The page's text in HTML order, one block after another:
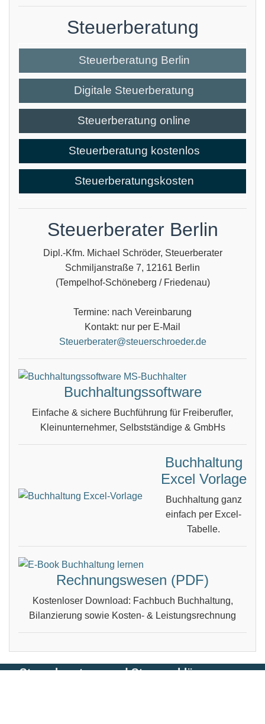
Steuerberatung
Steuerberatung Berlin
Digitale Steuerberatung
Steuerberatung online
Steuerberatung kostenlos
Steuerberatungskosten
Steuerberater Berlin
Dipl.-Kfm. Michael Schröder, Steuerberater
Schmiljanstraße 7, 12161 Berlin
(Tempelhof-Schöneberg / Friedenau)
Termine: nach Vereinbarung
Kontakt: nur per E-Mail
Steuerberater@steuerschroeder.de
Buchhaltungssoftware
Einfache & sichere Buchführung für Freiberufler,
Kleinunternehmer, Selbstständige & GmbHs
Buchhaltung
Excel Vorlage
Buchhaltung ganz
einfach per Excel-
Tabelle.
Rechnungswesen (PDF)
Kostenloser Download: Fachbuch Buchhaltung,
Bilanzierung sowie Kosten- & Leistungsrechnung
Steuerberatung und Steuererklärung vom